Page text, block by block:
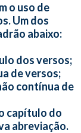
o uso de
Um dos
abaixo:
dos versos;
de versos;
contínua de
capítulo do
abreviação.